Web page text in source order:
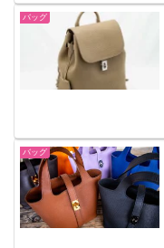
バッグ
バッグ